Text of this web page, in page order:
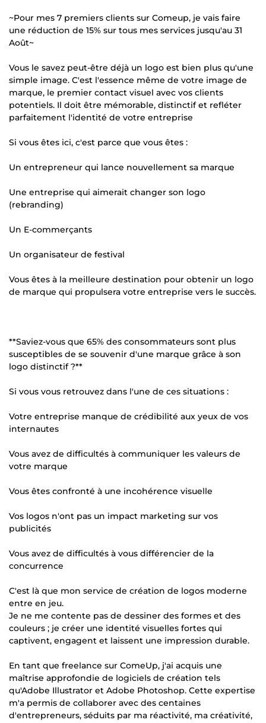
~Pour mes 7 premiers clients sur Comeup, je vais faire
une réduction de 15% sur tous mes services jusqu'au 31
Août~
Vous le savez peut-être déjà un logo est bien plus qu'une
simple image. C'est l'essence même de votre image de
marque, le premier contact visuel avec vos clients
potentiels. Il doit être mémorable, distinctif et refléter
parfaitement l'identité de votre entreprise
Si vous êtes ici, c'est parce que vous êtes :
Un entrepreneur qui lance nouvellement sa marque
Une entreprise qui aimerait changer son logo
(rebranding)
Un E-commerçants
Un organisateur de festival
Vous êtes à la meilleure destination pour obtenir un logo
de marque qui propulsera votre entreprise vers le succès.
**Saviez-vous que 65% des consommateurs sont plus
susceptibles de se souvenir d'une marque grâce à son
logo distinctif ?**
Si vous vous retrouvez dans l'une de ces situations :
Votre entreprise manque de crédibilité aux yeux de vos
internautes
Vous avez de difficultés à communiquer les valeurs de
votre marque
Vous êtes confronté à une incohérence visuelle
Vos logos n'ont pas un impact marketing sur vos
publicités
Vous avez de difficultés à vous différencier de la
concurrence
C'est là que mon service de création de logos moderne
entre en jeu.
Je ne me contente pas de dessiner des formes et des
couleurs ; je créer une identité visuelles fortes qui
captivent, engagent et laissent une impression durable.
En tant que freelance sur ComeUp, j'ai acquis une
maîtrise approfondie de logiciels de création tels
qu'Adobe Illustrator et Adobe Photoshop. Cette expertise
m'a permis de collaborer avec des centaines
d'entrepreneurs, séduits par ma réactivité, ma créativité,